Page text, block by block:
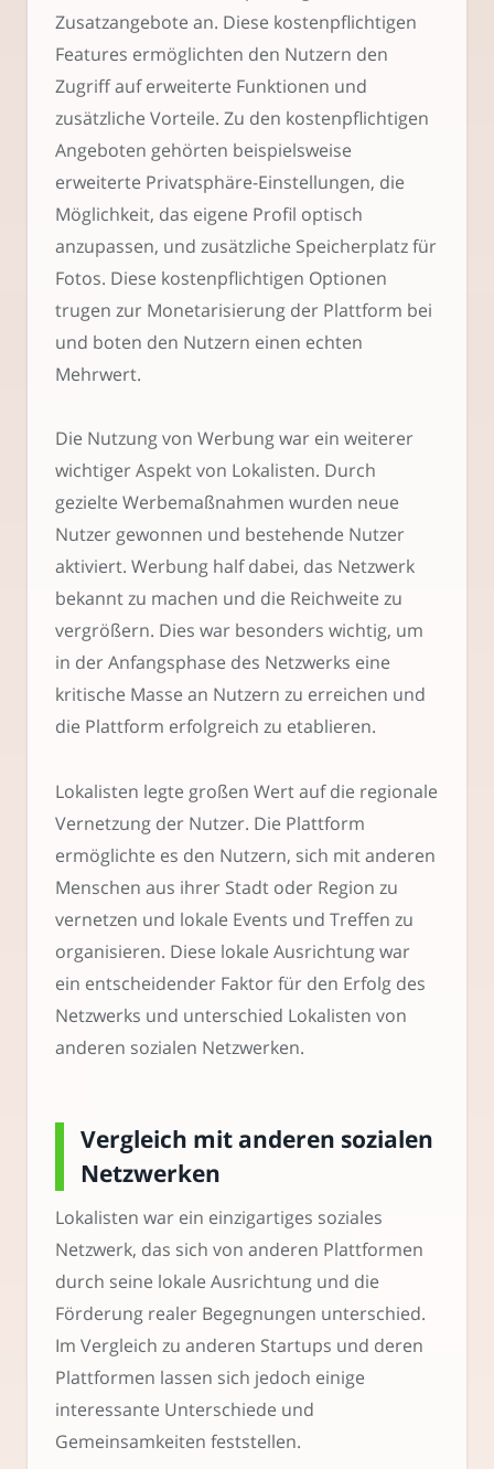
Zusatzangebote an. Diese kostenpflichtigen
Features ermöglichten den Nutzern den
Zugriff auf erweiterte Funktionen und
zusätzliche Vorteile. Zu den kostenpflichtigen
Angeboten gehörten beispielsweise
erweiterte Privatsphäre-Einstellungen, die
Möglichkeit, das eigene Profil optisch
anzupassen, und zusätzliche Speicherplatz für
Fotos. Diese kostenpflichtigen Optionen
trugen zur Monetarisierung der Plattform bei
und boten den Nutzern einen echten
Mehrwert.
Die Nutzung von Werbung war ein weiterer
wichtiger Aspekt von Lokalisten. Durch
gezielte Werbemaßnahmen wurden neue
Nutzer gewonnen und bestehende Nutzer
aktiviert. Werbung half dabei, das Netzwerk
bekannt zu machen und die Reichweite zu
vergrößern. Dies war besonders wichtig, um
in der Anfangsphase des Netzwerks eine
kritische Masse an Nutzern zu erreichen und
die Plattform erfolgreich zu etablieren.
Lokalisten legte großen Wert auf die regionale
Vernetzung der Nutzer. Die Plattform
ermöglichte es den Nutzern, sich mit anderen
Menschen aus ihrer Stadt oder Region zu
vernetzen und lokale Events und Treffen zu
organisieren. Diese lokale Ausrichtung war
ein entscheidender Faktor für den Erfolg des
Netzwerks und unterschied Lokalisten von
anderen sozialen Netzwerken.
Vergleich mit anderen sozialen
Netzwerken
Lokalisten war ein einzigartiges soziales
Netzwerk, das sich von anderen Plattformen
durch seine lokale Ausrichtung und die
Förderung realer Begegnungen unterschied.
Im Vergleich zu anderen Startups und deren
Plattformen lassen sich jedoch einige
interessante Unterschiede und
Gemeinsamkeiten feststellen.